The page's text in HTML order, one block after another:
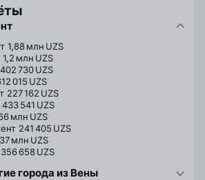
1,88 млн UZS
1,2 млн UZS
402 730 UZS
015 UZS
227 162 UZS
433 541 UZS
млн UZS
241 405 UZS
млн UZS
356 658 UZS
города из Вены